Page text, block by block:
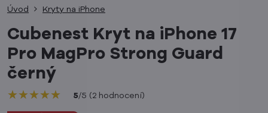
Úvod Kryty na iPhone
Cubenest Kryt na iPhone 17
Pro MagPro Strong Guard
černý
★★★★★
★★★★★
★★★★★ 5/5 (2 hodnocení)